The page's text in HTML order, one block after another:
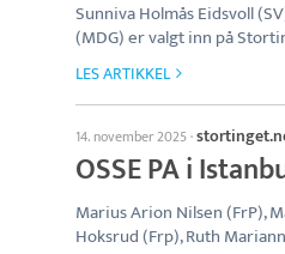
Sunniva Holmås Eidsvoll
(MDG) er valgt inn på
LES ARTIKKEL
14. november 2025·
OSSE PA i
Marius Arion Nilsen (FrP),
Hoksrud (Frp), Ruth